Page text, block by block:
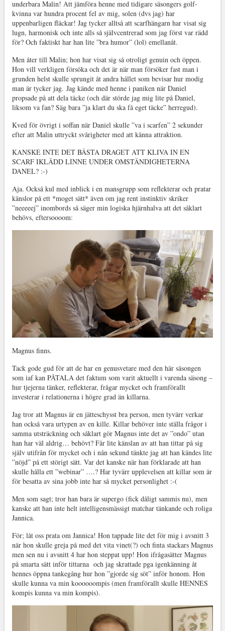
underbara Malin! Att jämföra henne med tidigare säsongers golf-
kvinna var hundra procent fel av mig, solen (dvs jag) har
uppenbarligen fläckar! Jag tycker alltså att scarfhängarn har visat sig
lugn, harmonisk och inte alls så självcentrerad som jag först var rädd
för? Och faktiskt har han lite ”bra humor” (lol) emellanåt.
Men åter till Malin; hon har visat sig så otroligt genuin och öppen.
Hon vill verkligen försöka och det är när man försöker fast man i
grunden helst skulle sprungit åt andra hållet som bevisar hur modig
man är tycker jag. Jag kände med henne i paniken när Daniel
propsade på att dela täcke (och där störde jag mig lite på Daniel,
liksom va fan? Säg bara ”ja klart du ska få eget täcke” herregud).
Kved för övrigt i soffan när Daniel skulle ”va i scarfen” 2 sekunder
efter att Malin uttryckt svårigheter med att känna attraktion.
KANSKE INTE DET BÄSTA DRAGET ATT KLIVA IN EN
SCARF IKLÄDD LINNE UNDER OMSTÄNDIGHETERNA
DANEL? :-)
Aja. Också kul med inblick i en mansgrupp som reflekterar och pratar
känslor på ett *moget sätt* även om jag rent instinktiv skriker
”neeeeej” inombords så säger min logiska hjärnhalva att det såklart
behövs, eftersoooom:
Magnus finns.
Tack gode gud för att de har en genusvetare med den här säsongen
som iaf kan PÅTALA det faktum som varit aktuellt i varenda säsong –
hur tjejerna tänker, reflekterar, frågar mycket och framförallt
investerar i relationerna i högre grad än killarna.
Jag tror att Magnus är en jätteschysst bra person, men tyvärr verkar
han också vara urtypen av en kille. Killar behöver inte ställa frågor i
samma utsträckning och såklart gör Magnus inte det av ”ondo” utan
han har väl aldrig… behövt? Får lite känslan av att han tittar på sig
själv utifrån för mycket och i nån sekund tänkte jag att han kändes lite
”nöjd” på ett störigt sätt. Var det kanske när han förklarade att han
skulle hålla ett ”webinar” ….? Har tyvärr upplevelsen att killar som är
för besatta av sina jobb inte har så mycket personlighet :-(
Men som sagt; tror han bara är supergo (fick dåligt sammis nu), men
kanske att han inte helt intelligensmässigt matchar tänkande och roliga
Jannica.
För; låt oss prata om Jannica! Hon tappade lite det för mig i avsnitt 3
när hon skulle greja på med det vita vinet(?) och finta stackars Magnus
men sen nu i avsnitt 4 har hon steppat upp! Hon ifrågasätter Magnus
på smarta sätt inför tittarna och jag skrattade pga igenkänning åt
hennes öppna tankegång hur hon ”gjorde sig söt” inför honom. Hon
skulle kunna va min koooooompis (men framförallt skulle HENNES
kompis kunna va min kompis).